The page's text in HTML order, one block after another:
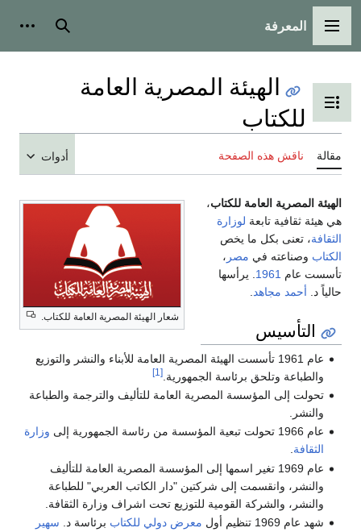
القائمة الرئيسية
المعرفة بحث
تبديل عرض جدول المحتويات
الهيئة المصرية العامة
للكتاب
مقالة ناقش هذه الصفحة أدوات
شعار الهيئة المصرية العامة للكتاب.
الهيئة المصرية العامة للكتاب،
هي هيئة ثقافية تابعة لوزارة
الثقافة، تعنى بكل ما يخص
الكتاب وصناعته في مصر ،
تأسست عام 1961 . يرأسها
حالياً د. أحمد مجاهد
التأسيس
عام 1961 تأسست الهيئة المصرية العامة للأبناء والنشر والتوزيع
والطباعة وتلحق برئاسة الجمهورية.[1]
تحولت إلى المؤسسة المصرية العامة للتأليف والترجمة والطباعة
والنشر.
عام 1966 تحولت تبعية المؤسسة من رئاسة الجمهورية إلى
وزارة
الثقافة.
عام 1969 تغير اسمها إلى المؤسسة المصرية العامة للتأليف
والنشر، وانقسمت إلى شركتين "دار الكاتب العربي" للطباعة
والنشر، والشركة القومية للتوزيع تحت اشراف وزارة الثقافة.
شهد عام 1969 تنظيم أول
معرض دولي للكتاب برئاسة د. سهير